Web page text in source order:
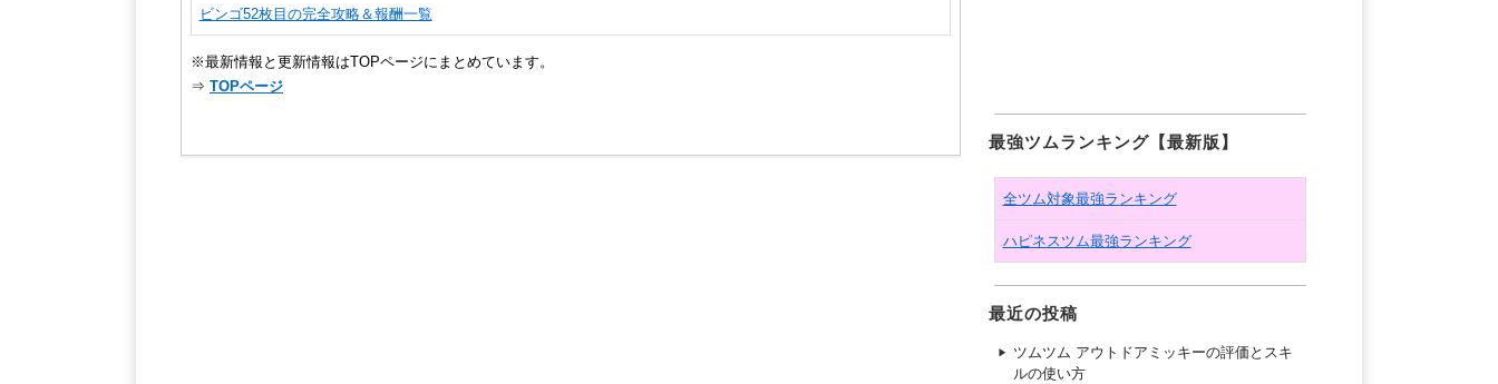
ビンゴ52枚目の完全攻略＆報酬一覧
※最新情報と更新情報はTOPページにまとめています。
⇒ TOPページ
最強ツムランキング【最新版】
全ツム対象最強ランキング
ハピネスツム最強ランキング
最近の投稿
ツムツム アウトドアミッキーの評価とスキ
ルの使い方